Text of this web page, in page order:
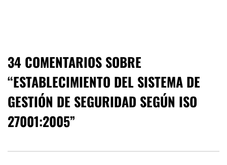
34 COMENTARIOS SOBRE
“ESTABLECIMIENTO DEL SISTEMA DE
GESTIÓN DE SEGURIDAD SEGÚN ISO
27001:2005”